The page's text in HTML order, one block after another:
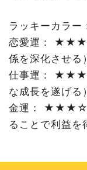
ラッキーカラー
恋愛運：
係を深化させる）
仕事運：
な成長を遂げる）
金運： ★★★☆☆
ることで利益を